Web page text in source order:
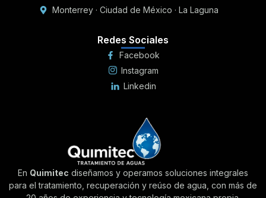
Monterrey · Ciudad de México · La Laguna
Redes Sociales
Facebook
Instagram
Linkedin
En Quimitec diseñamos y operamos soluciones integrales
para el tratamiento, recuperación y reúso de agua, con más de